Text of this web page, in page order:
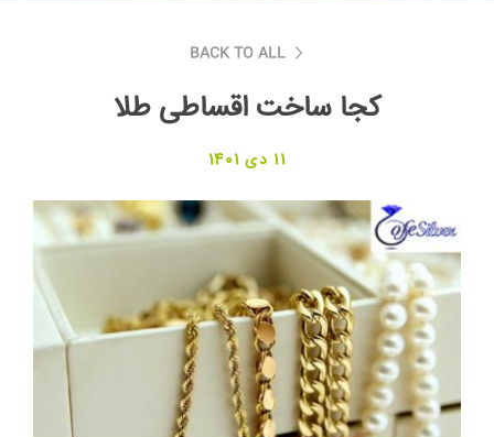
BACK TO ALL
کجا ساخت اقساطی طلا
11 دی 1401